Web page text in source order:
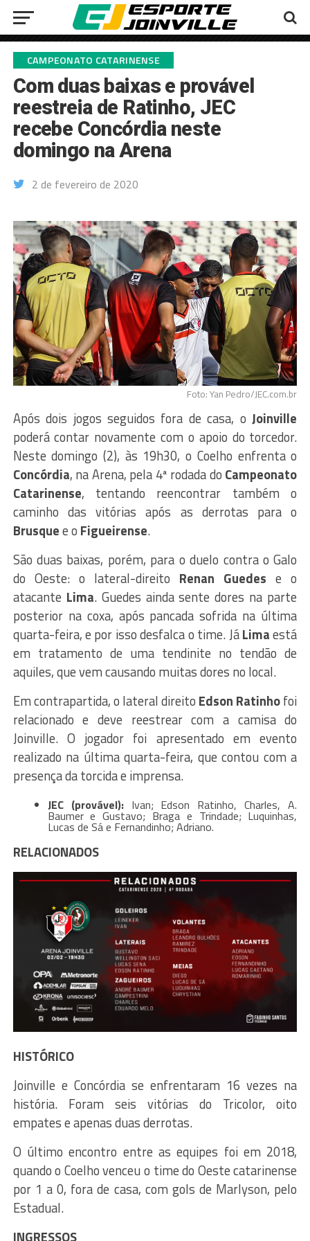
CAMPEONATO CATARINENSE
Com duas baixas e provável
reestreia de Ratinho, JEC
recebe Concórdia neste
domingo na Arena
2 de fevereiro de 2020
Foto: Yan Pedro/JEC.com.br
Após dois jogos seguidos fora de casa, oJoinville
poderá contar novamente com o apoio do torcedor.
Neste domingo (2), às 19h30, o Coelho enfrenta o
Concórdia, na Arena, pela 4ª rodada do Campeonato
Catarinense, tentando reencontrar também o
caminho das vitórias após as derrotas para o
Brusquee o Figueirense.
São duas baixas, porém, para o duelo contra o Galo
do Oeste: o lateral-direito Renan Guedes e o
atacante Lima. Guedes ainda sente dores na parte
posterior na coxa, após pancada sofrida na última
quarta-feira, e por isso desfalca o time. JáLimaestá
em tratamento de uma tendinite no tendão de
aquiles, que vem causando muitas dores no local.
Em contrapartida, o lateral direito Edson Ratinhofoi
relacionado e deve reestrear com a camisa do
Joinville. O jogador foi apresentado em evento
realizado na última quarta-feira, que contou com a
presença da torcida e imprensa.
JEC (provável):Ivan; Edson Ratinho, Charles, A.
Baumer e Gustavo; Braga e Trindade; Luquinhas,
Lucas de Sá e Fernandinho; Adriano.
RELACIONADOS
HISTÓRICO
Joinville e Concórdia se enfrentaram 16 vezes na
história. Foram seis vitórias do Tricolor, oito
empates e apenas duas derrotas.
O último encontro entre as equipes foi em 2018,
quando o Coelho venceu o time do Oeste catarinense
por 1 a 0, fora de casa, com gols de Marlyson, pelo
Estadual.
INGRESSOS